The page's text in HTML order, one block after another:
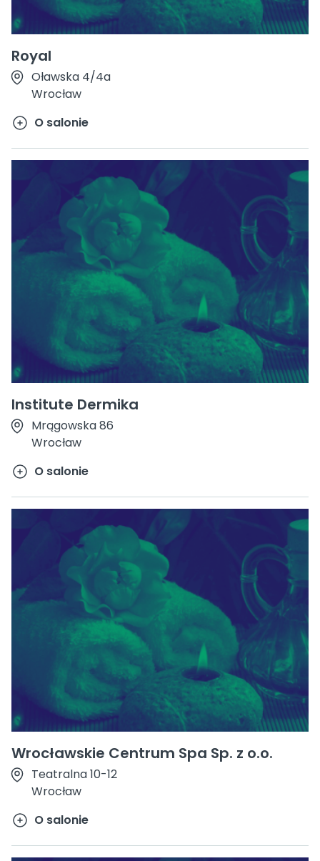
Royal
Oławska 4/4a
Wrocław
O salonie
Institute Dermika
Mrągowska 86
Wrocław
O salonie
Wrocławskie Centrum Spa Sp. z o.o.
Teatralna 10-12
Wrocław
O salonie